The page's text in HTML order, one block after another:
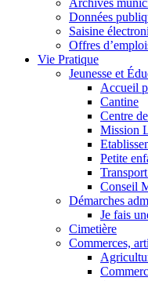
Archives
Données
Saisine
Offres
Vie Pratique
Jeunesse et
Accueil
Cantine
Centre
Mission
Petite
Conseil
Démarches
Je fais
Cimetière
Commerces,